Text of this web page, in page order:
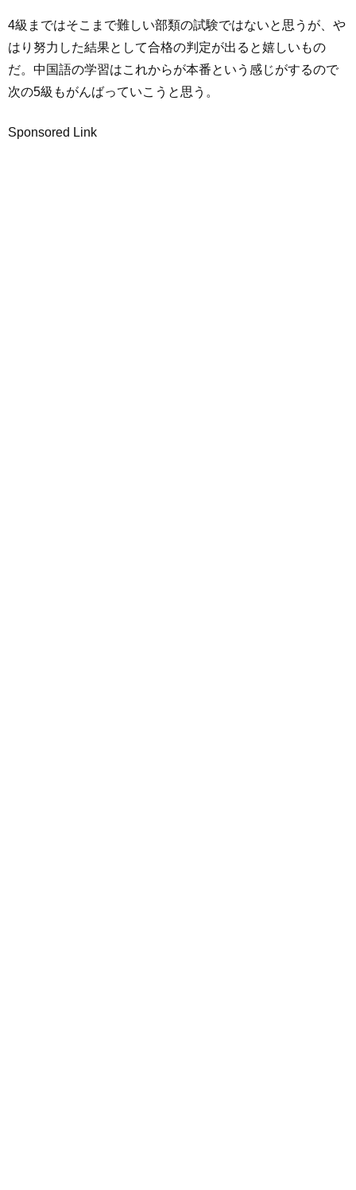
4級まではそこまで難しい部類の試験ではないと思うが、や
はり努力した結果として合格の判定が出ると嬉しいもの
だ。中国語の学習はこれからが本番という感じがするので
次の5級もがんばっていこうと思う。
Sponsored Link